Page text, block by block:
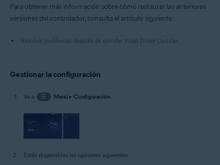
Para obtener más información sobre cómo restaurar las anteriores
versiones del controlador, consulta el artículo siguiente:
Resolver problemas después de ejecutar Avast Driver Updater
Gestionar la configuración
Ve a ☰ Menú▸ Configuración.
Están disponibles las opciones siguientes: